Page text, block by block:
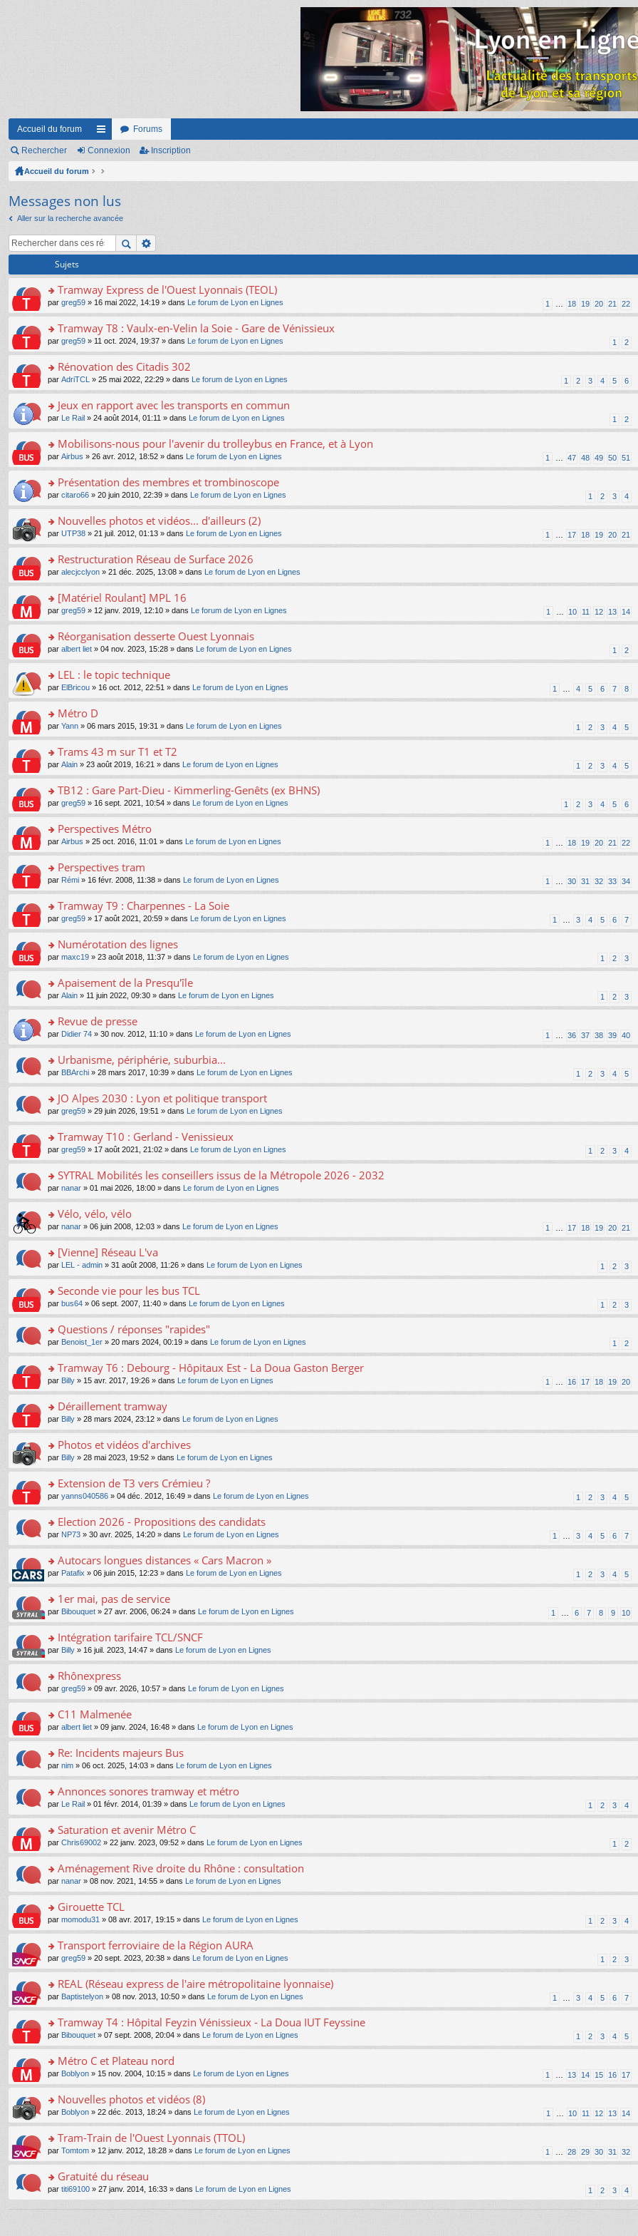
Accueil du forum
ac
co
ur
ci
s
Forums
Rechercher Connexion Inscription
Accueil du forum
Messages non lus
Aller sur la recherche avancée
Sujets
o
n
s
ult
er
le
m
e
s
a
g
e
n
n
le
pl
u
s
ré
c
e
nt
Tramway Express de l'Ouest Lyonnais (TEOL)
1 … 18 19 20 21 22
par greg59 » 16 mai 2022, 14:19 » dans Le forum de Lyon en Lignes
o
n
s
ult
er
le
m
e
s
a
g
e
n
n
le
pl
u
s
ré
c
e
nt
Tramway T8 : Vaulx-en-Velin la Soie - Gare de Vénissieux
1 2
par greg59 » 11 oct. 2024, 19:37 » dans Le forum de Lyon en Lignes
o
n
s
ult
er
le
m
e
s
a
g
e
n
n
le
pl
u
s
ré
c
e
nt
Rénovation des Citadis 302
1 2 3 4 5 6
par AdriTCL » 25 mai 2022, 22:29 » dans Le forum de Lyon en Lignes
o
n
s
ult
er
le
m
e
s
a
g
e
n
n
le
pl
u
s
ré
c
e
nt
Jeux en rapport avec les transports en commun
1 2
par Le Rail » 24 août 2014, 01:11 » dans Le forum de Lyon en Lignes
o
n
s
ult
er
le
m
e
s
a
g
e
n
n
le
pl
u
s
ré
c
e
nt
Mobilisons-nous pour l'avenir du trolleybus en France, et à Lyon
1 … 47 48 49 50 51
par Airbus » 26 avr. 2012, 18:52 » dans Le forum de Lyon en Lignes
o
n
s
ult
er
le
m
e
s
a
g
e
n
n
le
pl
u
s
ré
c
e
nt
Présentation des membres et trombinoscope
1 2 3 4
par citaro66 » 20 juin 2010, 22:39 » dans Le forum de Lyon en Lignes
o
n
s
ult
er
le
m
e
s
a
g
e
n
n
le
pl
u
s
ré
c
e
nt
Nouvelles photos et vidéos... d'ailleurs (2)
1 … 17 18 19 20 21
par UTP38 » 21 juil. 2012, 01:13 » dans Le forum de Lyon en Lignes
o
n
s
ult
er
le
m
e
s
a
g
e
n
n
le
pl
u
s
ré
c
e
nt
Restructuration Réseau de Surface 2026
par alecjcclyon » 21 déc. 2025, 13:08 » dans Le forum de Lyon en Lignes
o
n
s
ult
er
le
m
e
s
a
g
e
n
n
le
pl
u
s
ré
c
e
nt
[Matériel Roulant] MPL 16
1 … 10 11 12 13 14
par greg59 » 12 janv. 2019, 12:10 » dans Le forum de Lyon en Lignes
o
n
s
ult
er
le
m
e
s
a
g
e
n
n
le
pl
u
s
ré
c
e
nt
Réorganisation desserte Ouest Lyonnais
1 2
par albert liet » 04 nov. 2023, 15:28 » dans Le forum de Lyon en Lignes
o
n
s
ult
er
le
m
e
s
a
g
e
n
n
le
pl
u
s
ré
c
e
nt
LEL : le topic technique
1 … 4 5 6 7 8
par ElBricou » 16 oct. 2012, 22:51 » dans Le forum de Lyon en Lignes
o
n
s
ult
er
le
m
e
s
a
g
e
n
n
le
pl
u
s
ré
c
e
nt
Métro D
1 2 3 4 5
par Yann » 06 mars 2015, 19:31 » dans Le forum de Lyon en Lignes
o
n
s
ult
er
le
m
e
s
a
g
e
n
n
le
pl
u
s
ré
c
e
nt
Trams 43 m sur T1 et T2
1 2 3 4 5
par Alain » 23 août 2019, 16:21 » dans Le forum de Lyon en Lignes
o
n
s
ult
er
le
m
e
s
a
g
e
n
n
le
pl
u
s
ré
c
e
nt
TB12 : Gare Part-Dieu - Kimmerling-Genêts (ex BHNS)
1 2 3 4 5 6
par greg59 » 16 sept. 2021, 10:54 » dans Le forum de Lyon en Lignes
o
n
s
ult
er
le
m
e
s
a
g
e
n
n
le
pl
u
s
ré
c
e
nt
Perspectives Métro
1 … 18 19 20 21 22
par Airbus » 25 oct. 2016, 11:01 » dans Le forum de Lyon en Lignes
o
n
s
ult
er
le
m
e
s
a
g
e
n
n
le
pl
u
s
ré
c
e
nt
Perspectives tram
1 … 30 31 32 33 34
par Rémi » 16 févr. 2008, 11:38 » dans Le forum de Lyon en Lignes
o
n
s
ult
er
le
m
e
s
a
g
e
n
n
le
pl
u
s
ré
c
e
nt
Tramway T9 : Charpennes - La Soie
1 … 3 4 5 6 7
par greg59 » 17 août 2021, 20:59 » dans Le forum de Lyon en Lignes
o
n
s
ult
er
le
m
e
s
a
g
e
n
n
le
pl
u
s
ré
c
e
nt
Numérotation des lignes
1 2 3
par maxc19 » 23 août 2018, 11:37 » dans Le forum de Lyon en Lignes
o
n
s
ult
er
le
m
e
s
a
g
e
n
n
le
pl
u
s
ré
c
e
nt
Apaisement de la Presqu'île
1 2 3
par Alain » 11 juin 2022, 09:30 » dans Le forum de Lyon en Lignes
o
n
s
ult
er
le
m
e
s
a
g
e
n
n
le
pl
u
s
ré
c
e
nt
Revue de presse
1 … 36 37 38 39 40
par Didier 74 » 30 nov. 2012, 11:10 » dans Le forum de Lyon en Lignes
o
n
s
ult
er
le
m
e
s
a
g
e
n
n
le
pl
u
s
ré
c
e
nt
Urbanisme, périphérie, suburbia...
1 2 3 4 5
par BBArchi » 28 mars 2017, 10:39 » dans Le forum de Lyon en Lignes
o
n
s
ult
er
le
m
e
s
a
g
e
n
n
le
pl
u
s
ré
c
e
nt
JO Alpes 2030 : Lyon et politique transport
par greg59 » 29 juin 2026, 19:51 » dans Le forum de Lyon en Lignes
o
n
s
ult
er
le
m
e
s
a
g
e
n
n
le
pl
u
s
ré
c
e
nt
Tramway T10 : Gerland - Venissieux
1 2 3 4
par greg59 » 17 août 2021, 21:02 » dans Le forum de Lyon en Lignes
o
n
s
ult
er
le
m
e
s
a
g
e
n
n
le
pl
u
s
ré
c
e
nt
SYTRAL Mobilités les conseillers issus de la Métropole 2026 - 2032
par nanar » 01 mai 2026, 18:00 » dans Le forum de Lyon en Lignes
o
n
s
ult
er
le
m
e
s
a
g
e
n
n
le
pl
u
s
ré
c
e
nt
Vélo, vélo, vélo
1 … 17 18 19 20 21
par nanar » 06 juin 2008, 12:03 » dans Le forum de Lyon en Lignes
o
n
s
ult
er
le
m
e
s
a
g
e
n
n
le
pl
u
s
ré
c
e
nt
[Vienne] Réseau L'va
1 2 3
par LEL - admin » 31 août 2008, 11:26 » dans Le forum de Lyon en Lignes
o
n
s
ult
er
le
m
e
s
a
g
e
n
n
le
pl
u
s
ré
c
e
nt
Seconde vie pour les bus TCL
1 2 3
par bus64 » 06 sept. 2007, 11:40 » dans Le forum de Lyon en Lignes
o
n
s
ult
er
le
m
e
s
a
g
e
n
n
le
pl
u
s
ré
c
e
nt
Questions / réponses "rapides"
1 2
par Benoist_1er » 20 mars 2024, 00:19 » dans Le forum de Lyon en Lignes
o
n
s
ult
er
le
m
e
s
a
g
e
n
n
le
pl
u
s
ré
c
e
nt
Tramway T6 : Debourg - Hôpitaux Est - La Doua Gaston Berger
1 … 16 17 18 19 20
par Billy » 15 avr. 2017, 19:26 » dans Le forum de Lyon en Lignes
o
n
s
ult
er
le
m
e
s
a
g
e
n
n
le
pl
u
s
ré
c
e
nt
Déraillement tramway
par Billy » 28 mars 2024, 23:12 » dans Le forum de Lyon en Lignes
o
n
s
ult
er
le
m
e
s
a
g
e
n
n
le
pl
u
s
ré
c
e
nt
Photos et vidéos d'archives
par Billy » 28 mai 2023, 19:52 » dans Le forum de Lyon en Lignes
o
n
s
ult
er
le
m
e
s
a
g
e
n
n
le
pl
u
s
ré
c
e
nt
Extension de T3 vers Crémieu ?
1 2 3 4 5
par yanns040586 » 04 déc. 2012, 16:49 » dans Le forum de Lyon en Lignes
o
n
s
ult
er
le
m
e
s
a
g
e
n
n
le
pl
u
s
ré
c
e
nt
Election 2026 - Propositions des candidats
1 … 3 4 5 6 7
par NP73 » 30 avr. 2025, 14:20 » dans Le forum de Lyon en Lignes
o
n
s
ult
er
le
m
e
s
a
g
e
n
n
le
pl
u
s
ré
c
e
nt
Autocars longues distances « Cars Macron »
1 2 3 4 5
par Patafix » 06 juin 2015, 12:23 » dans Le forum de Lyon en Lignes
o
n
s
ult
er
le
m
e
s
a
g
e
n
n
le
pl
u
s
ré
c
e
nt
1er mai, pas de service
1 … 6 7 8 9 10
par Bibouquet » 27 avr. 2006, 06:24 » dans Le forum de Lyon en Lignes
o
n
s
ult
er
le
m
e
s
a
g
e
n
n
le
pl
u
s
ré
c
e
nt
Intégration tarifaire TCL/SNCF
par Billy » 16 juil. 2023, 14:47 » dans Le forum de Lyon en Lignes
o
n
s
ult
er
le
m
e
s
a
g
e
n
n
le
pl
u
s
ré
c
e
nt
Rhônexpress
par greg59 » 09 avr. 2026, 10:57 » dans Le forum de Lyon en Lignes
o
n
s
ult
er
le
m
e
s
a
g
e
n
n
le
pl
u
s
ré
c
e
nt
C11 Malmenée
par albert liet » 09 janv. 2024, 16:48 » dans Le forum de Lyon en Lignes
o
n
s
ult
er
le
m
e
s
a
g
e
n
n
le
pl
u
s
ré
c
e
nt
Re: Incidents majeurs Bus
par nim » 06 oct. 2025, 14:03 » dans Le forum de Lyon en Lignes
o
n
s
ult
er
le
m
e
s
a
g
e
n
n
le
pl
u
s
ré
c
e
nt
Annonces sonores tramway et métro
1 2 3 4
par Le Rail » 01 févr. 2014, 01:39 » dans Le forum de Lyon en Lignes
o
n
s
ult
er
le
m
e
s
a
g
e
n
n
le
pl
u
s
ré
c
e
nt
Saturation et avenir Métro C
1 2
par Chris69002 » 22 janv. 2023, 09:52 » dans Le forum de Lyon en Lignes
o
n
s
ult
er
le
m
e
s
a
g
e
n
n
le
pl
u
s
ré
c
e
nt
Aménagement Rive droite du Rhône : consultation
par nanar » 08 nov. 2021, 14:55 » dans Le forum de Lyon en Lignes
o
n
s
ult
er
le
m
e
s
a
g
e
n
n
le
pl
u
s
ré
c
e
nt
Girouette TCL
1 2 3 4
par momodu31 » 08 avr. 2017, 19:15 » dans Le forum de Lyon en Lignes
o
n
s
ult
er
le
m
e
s
a
g
e
n
n
le
pl
u
s
ré
c
Transport ferroviaire de la Région AURA
1 2 3
par greg59 » 20 sept. 2023, 20:38 » dans Le forum de Lyon en Lignes
o
n
s
ult
er
le
m
e
s
a
g
e
n
n
le
pl
u
s
REAL (Réseau express de l'aire métropolitaine lyonnaise)
1 … 3 4 5 6 7
par Baptistelyon » 08 nov. 2013, 10:50 » dans Le forum de Lyon en Lignes
o
n
s
ult
er
le
m
e
s
a
g
e
n
n
Tramway T4 : Hôpital Feyzin Vénissieux - La Doua IUT Feyssine
1 2 3 4 5
par Bibouquet » 07 sept. 2008, 20:04 » dans Le forum de Lyon en Lignes
o
n
s
ult
er
le
m
e
s
a
g
e
Métro C et Plateau nord
1 … 13 14 15 16 17
par Boblyon » 15 nov. 2004, 10:15 » dans Le forum de Lyon en Lignes
o
n
s
ult
er
le
m
e
s
s
Nouvelles photos et vidéos (8)
1 … 10 11 12 13 14
par Boblyon » 22 déc. 2013, 18:24 » dans Le forum de Lyon en Lignes
o
n
s
ult
er
Tram-Train de l'Ouest Lyonnais (TTOL)
1 … 28 29 30 31 32
par Tomtom » 12 janv. 2012, 18:28 » dans Le forum de Lyon en Lignes
o
n
s
Gratuité du réseau
1 2 3 4
par titi69100 » 27 janv. 2014, 16:33 » dans Le forum de Lyon en Lignes